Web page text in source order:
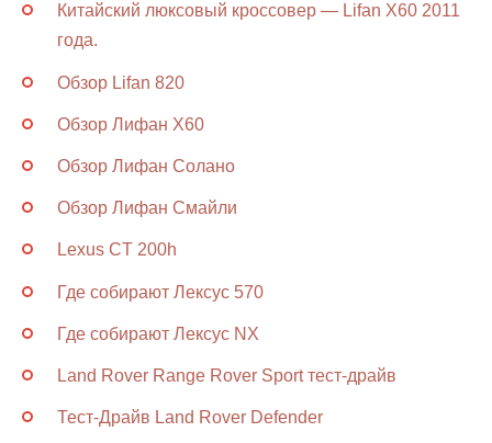
Китайский люксовый кроссовер — Lifan X60 2011
года.
Обзор Lifan 820
Обзор Лифан Х60
Обзор Лифан Солано
Обзор Лифан Смайли
Lexus CT 200h
Где собирают Лексус 570
Где собирают Лексус NX
Land Rover Range Rover Sport тест-драйв
Тест-Драйв Land Rover Defender